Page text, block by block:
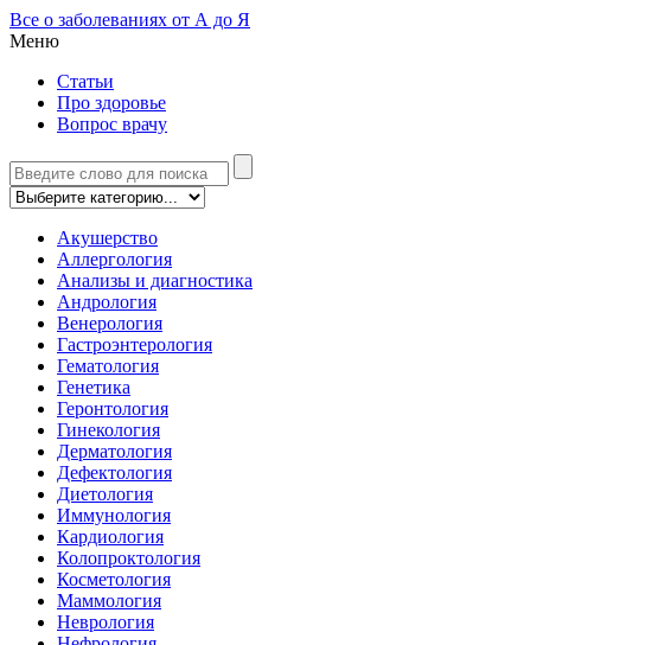
Все о заболеваниях от А до Я
Меню
Статьи
Про здоровье
Вопрос врачу
Акушерство
Аллергология
Анализы и диагностика
Андрология
Венерология
Гастроэнтерология
Гематология
Генетика
Геронтология
Гинекология
Дерматология
Дефектология
Диетология
Иммунология
Кардиология
Колопроктология
Косметология
Маммология
Неврология